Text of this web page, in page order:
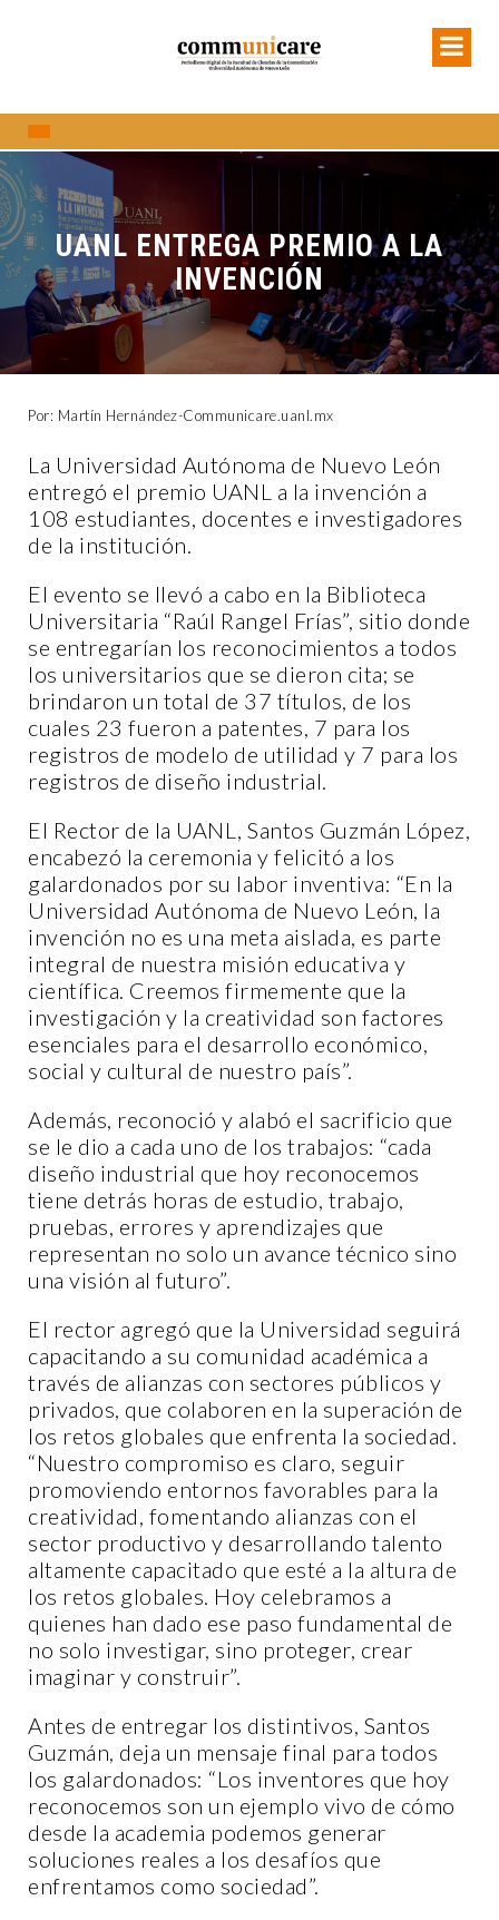
UANL ENTREGA PREMIO A LA
INVENCIÓN
Por: Martín Hernández-Communicare.uanl.mx
La Universidad Autónoma de Nuevo León
entregó el premio UANL a la invención a
108 estudiantes, docentes e investigadores
de la institución.
El evento se llevó a cabo en la Biblioteca
Universitaria “Raúl Rangel Frías”, sitio donde
se entregarían los reconocimientos a todos
los universitarios que se dieron cita; se
brindaron un total de 37 títulos, de los
cuales 23 fueron a patentes, 7 para los
registros de modelo de utilidad y 7 para los
registros de diseño industrial.
El Rector de la UANL, Santos Guzmán López,
encabezó la ceremonia y felicitó a los
galardonados por su labor inventiva: “En la
Universidad Autónoma de Nuevo León, la
invención no es una meta aislada, es parte
integral de nuestra misión educativa y
científica. Creemos firmemente que la
investigación y la creatividad son factores
esenciales para el desarrollo económico,
social y cultural de nuestro país”.
Además, reconoció y alabó el sacrificio que
se le dio a cada uno de los trabajos: “cada
diseño industrial que hoy reconocemos
tiene detrás horas de estudio, trabajo,
pruebas, errores y aprendizajes que
representan no solo un avance técnico sino
una visión al futuro”.
El rector agregó que la Universidad seguirá
capacitando a su comunidad académica a
través de alianzas con sectores públicos y
privados, que colaboren en la superación de
los retos globales que enfrenta la sociedad.
“Nuestro compromiso es claro, seguir
promoviendo entornos favorables para la
creatividad, fomentando alianzas con el
sector productivo y desarrollando talento
altamente capacitado que esté a la altura de
los retos globales. Hoy celebramos a
quienes han dado ese paso fundamental de
no solo investigar, sino proteger, crear
imaginar y construir”.
Antes de entregar los distintivos, Santos
Guzmán, deja un mensaje final para todos
los galardonados: “Los inventores que hoy
reconocemos son un ejemplo vivo de cómo
desde la academia podemos generar
soluciones reales a los desafíos que
enfrentamos como sociedad”.